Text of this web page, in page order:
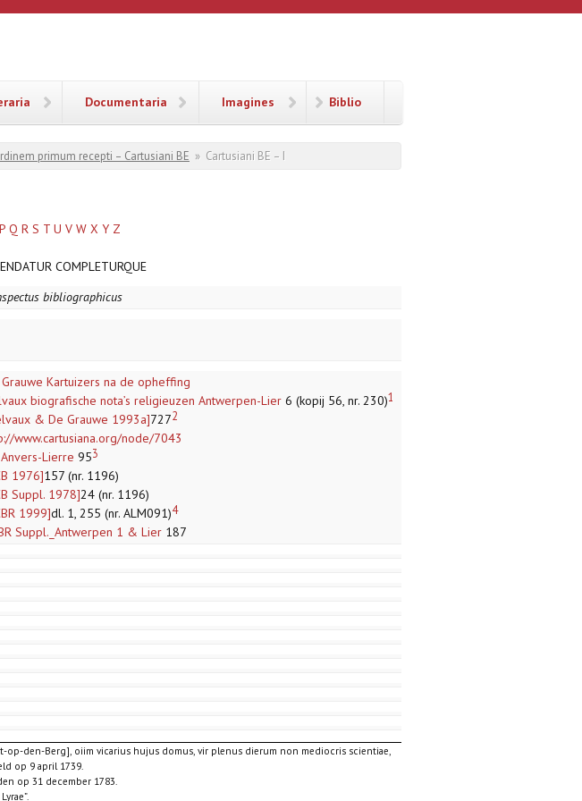
Documentaria Imagines Biblio
primum recepti – Cartusiani BE » Cartusiani BE – I
P Q R S T U V W X Y Z
COMPLETURQUE
bibliographicus
Kartuizers na de opheffing
biografische nota’s religieuzen Antwerpen-Lier 6 (kopij 56, nr. 230)1
& De Grauwe 1993a]7272
www.cartusiana.org/node/7043
Lierre 953
1976]157 (nr. 1196)
Suppl. 1978]24 (nr. 1196)
1999]dl. 1, 255 (nr. ALM091)4
Suppl._Antwerpen 1 & Lier 187
op-den-Berg], oiim vicarius hujus domus, vir plenus dierum non mediocris scientiae,
op 9 april 1739.
op 31 december 1783.